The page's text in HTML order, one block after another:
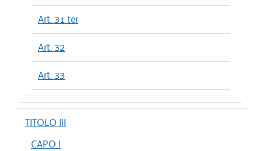
Art. 31 ter
Art. 32
Art. 33
TITOLO III
CAPO I